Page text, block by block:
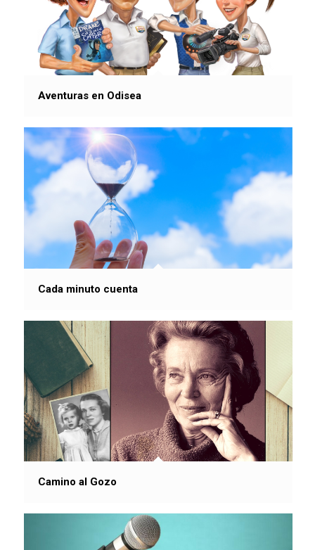
Aventuras en Odisea
Cada minuto cuenta
Camino al Gozo